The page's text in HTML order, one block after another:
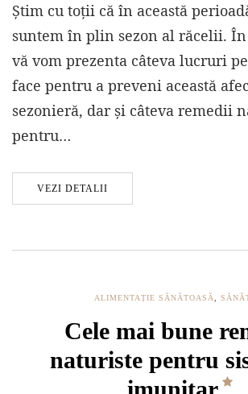
Știm cu toții că în această
suntem în plin sezon al răcelii.
vă vom prezenta câteva lucruri
face pentru a preveni această
sezonieră, dar și câteva remedii
pentru…
VEZI DETALII
ALIMENTAȚIE SĂNĂTOASĂ
Cele mai bune
naturiste pentru